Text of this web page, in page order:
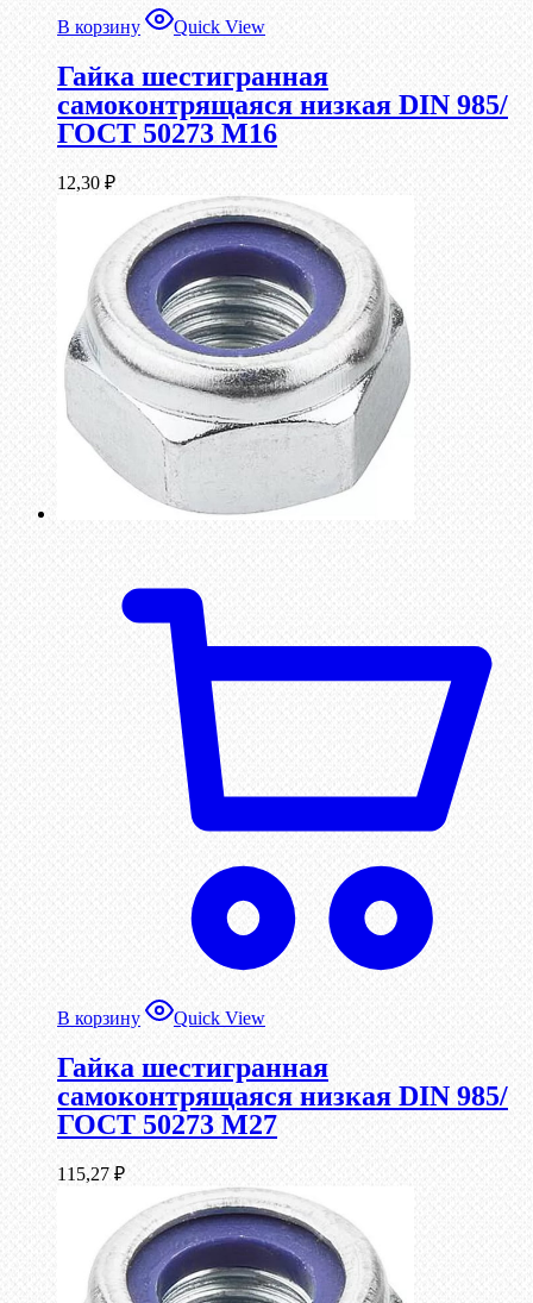
В корзину Quick View
Гайка шестигранная
самоконтрящаяся низкая DIN 985/
ГОСТ 50273 М16
12,30 ₽
В корзину Quick View
Гайка шестигранная
самоконтрящаяся низкая DIN 985/
ГОСТ 50273 М27
115,27 ₽